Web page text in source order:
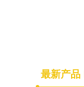
最新产品